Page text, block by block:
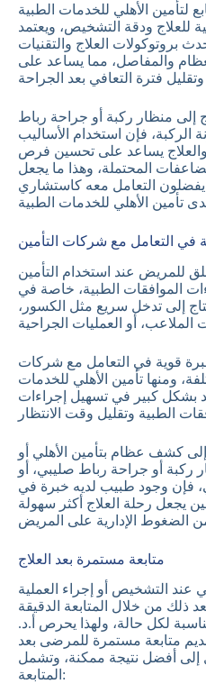
لتأمين الأهلي للخدمات الطبية
للعلاج ودقة التشخيص، ويعتمد
بروتوكولات العلاج والتقنيات
والمفاصل، مما يساعد على
إلى منظار ركبة أو جراحة رباط
الركبة، فإن استخدام الأساليب
يساعد على تحسين فرص
المحتملة، وهذا ما يجعل
التعامل معه كاستشاري
في التعامل مع شركات التأمين
للمريض عند استخدام التأمين
الموافقات الطبية، خاصة في
إلى تدخل سريع مثل الكسور،
قوية في التعامل مع شركات
ومنها تأمين الأهلي للخدمات
بشكل كبير في تسهيل إجراءات
كشف عظام بتأمين الأهلي أو
ركبة أو جراحة رباط صليبي، أو
فإن وجود طبيب لديه خبرة في
يجعل رحلة العلاج أكثر سهولة
متابعة مستمرة بعد العلاج
عند التشخيص أو إجراء العملية
ذلك من خلال المتابعة الدقيقة
لكل حالة، ولهذا يحرص أ.د.
متابعة مستمرة للمرضى بعد
إلى أفضل نتيجة ممكنة، وتشمل
المتابعة: